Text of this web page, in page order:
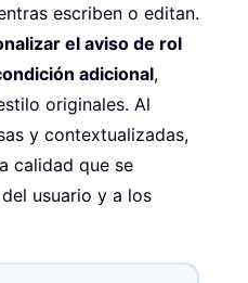
escriben o editan.
el aviso de rol
adicional,
originales. Al
y contextualizadas,
calidad que se
usuario y a los